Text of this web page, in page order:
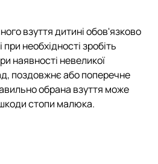
взуття дитині обов'язково
необхідності зробіть
наявності невеликої
поздовжнє або поперечне
обрана взуття може
стопи малюка.